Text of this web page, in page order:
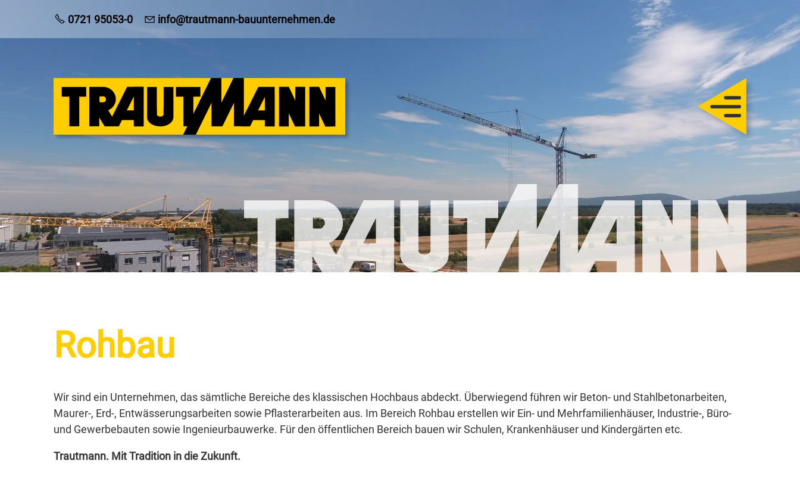
0721 95053-0 info@trautmann-bauunternehmen.de
Trautmann
Rohbau
Schlüsselfertig
Sanierung
Karriere
Rohbau
Wir sind ein Unternehmen, das sämtliche Bereiche des klassischen Hochbaus abdeckt. Überwiegend führen wir Beton- und Stahlbetonarbeiten,
Maurer-, Erd-, Entwässerungsarbeiten sowie Pflasterarbeiten aus. Im Bereich Rohbau erstellen wir Ein- und Mehrfamilienhäuser, Industrie-, Büro-
und Gewerbebauten sowie Ingenieurbauwerke. Für den öffentlichen Bereich bauen wir Schulen, Krankenhäuser und Kindergärten etc.
Trautmann. Mit Tradition in die Zukunft.